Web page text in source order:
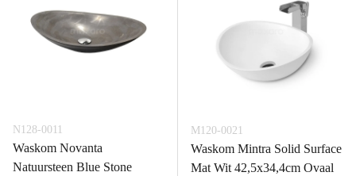
N128-0011
Waskom Novanta
Natuursteen Blue Stone
M120-0021
Waskom Mintra Solid Surface
Mat Wit 42,5x34,4cm Ovaal